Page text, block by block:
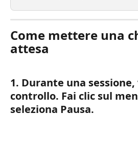
Come mettere una
attesa
1. Durante una
controllo. Fai clic sul
seleziona Pausa.